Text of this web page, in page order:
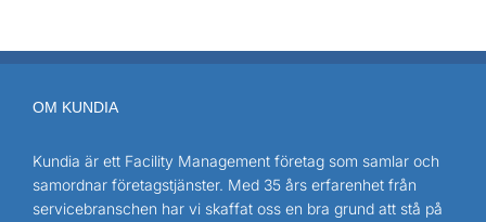
OM KUNDIA
Kundia är ett Facility Management företag som samlar och
samordnar företagstjänster. Med 35 års erfarenhet från
servicebranschen har vi skaffat oss en bra grund att stå på